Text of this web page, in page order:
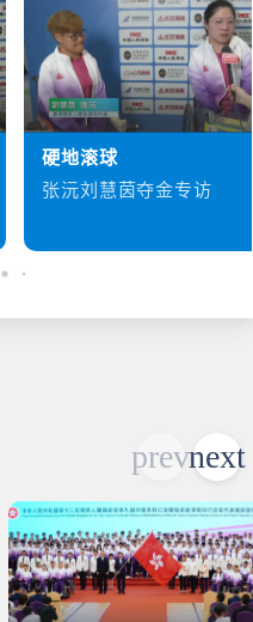
硬地滚球
张沅刘慧茵夺金专访